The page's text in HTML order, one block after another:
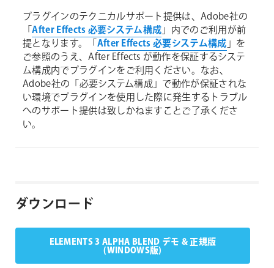
プラグインのテクニカルサポート提供は、Adobe社の
「After Effects 必要システム構成」内でのご利用が前
提となります。「After Effects 必要システム構成 」を
ご参照のうえ、After Effects が動作を保証するシステ
ム構成内でプラグインをご利用ください。なお、
Adobe社の「必要システム構成」で動作が保証されな
い環境でプラグインを使用した際に発生するトラブル
へのサポート提供は致しかねますことご了承くださ
い。
ダウンロード
ELEMENTS 3 ALPHA BLEND デモ & 正規版
(WINDOWS版)